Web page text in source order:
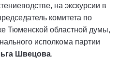
на экскурсии в
комитета по
Тюменской областной думы,
исполкома партии
Швецова.